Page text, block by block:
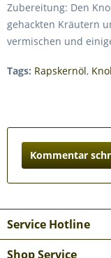
Zubereitung: Den
gehackten Kräutern
vermischen und
Tags: Rapskernöl,
Kommentar
Service Hotline
Shop Service